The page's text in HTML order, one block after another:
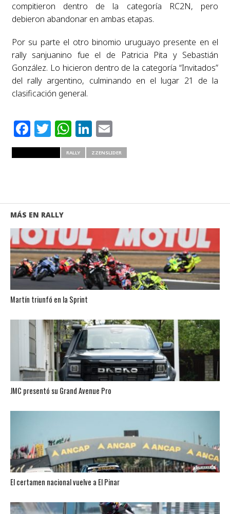
compitieron dentro de la categoría RC2N, pero
debieron abandonar en ambas etapas.
Por su parte el otro binomio uruguayo presente en el
rally sanjuanino fue el de Patricia Pita y Sebastián
González. Lo hicieron dentro de la categoría “Invitados”
del rally argentino, culminando en el lugar 21 de la
clasificación general.
Facebook
Twitter
WhatsApp
LinkedIn
Email
RALLY ZZENSLIDER
MÁS EN RALLY
Martín triunfó en la Sprint
JMC presentó su Grand Avenue Pro
El certamen nacional vuelve a El Pinar